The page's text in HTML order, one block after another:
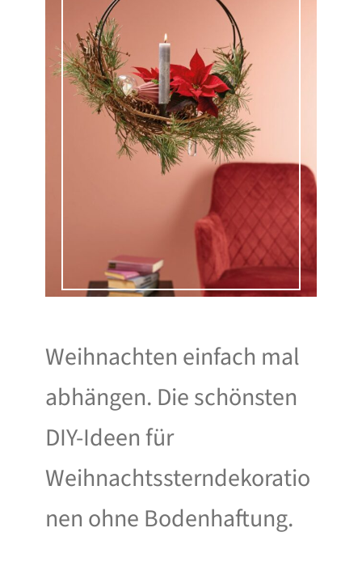
Weihnachten einfach mal
abhängen. Die schönsten
DIY-Ideen für
Weihnachtssterndekoratio
nen ohne Bodenhaftung.